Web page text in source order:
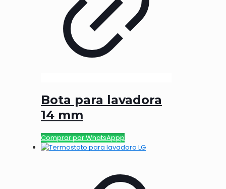
Bota para lavadora
14 mm
Comprar por WhatsAppp